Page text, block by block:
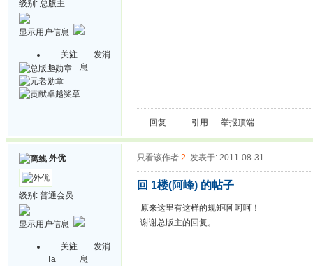
级别: 总版主
显示用户信息
关注
Ta
发消
息
回复 引用 举报顶端
外优
级别: 普通会员
显示用户信息
关注
Ta
发消
息
只看该作者 2 发表于: 2011-08-31
回 1楼(阿峰) 的帖子
原来这里有这样的规矩啊 呵呵！
谢谢总版主的回复。